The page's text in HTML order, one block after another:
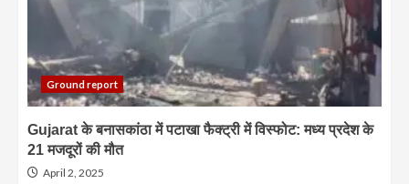
Ground report
Gujarat के बनासकांठा में पटाखा फैक्ट्री में विस्फोट: मध्य प्रदेश के
21 मजदूरों की मौत
April 2, 2025